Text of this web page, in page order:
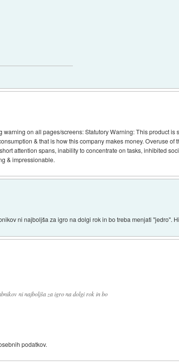
on all pages/screens: Statutory Warning: This product
& that is how this company makes money. Overuse of
attention spans, inability to concentrate on tasks, inhibited
& impressionable.
ni najboljša za igro na dolgi rok in bo treba menjati "jedro".
ni najboljša za igro na dolgi rok in bo
podatkov.